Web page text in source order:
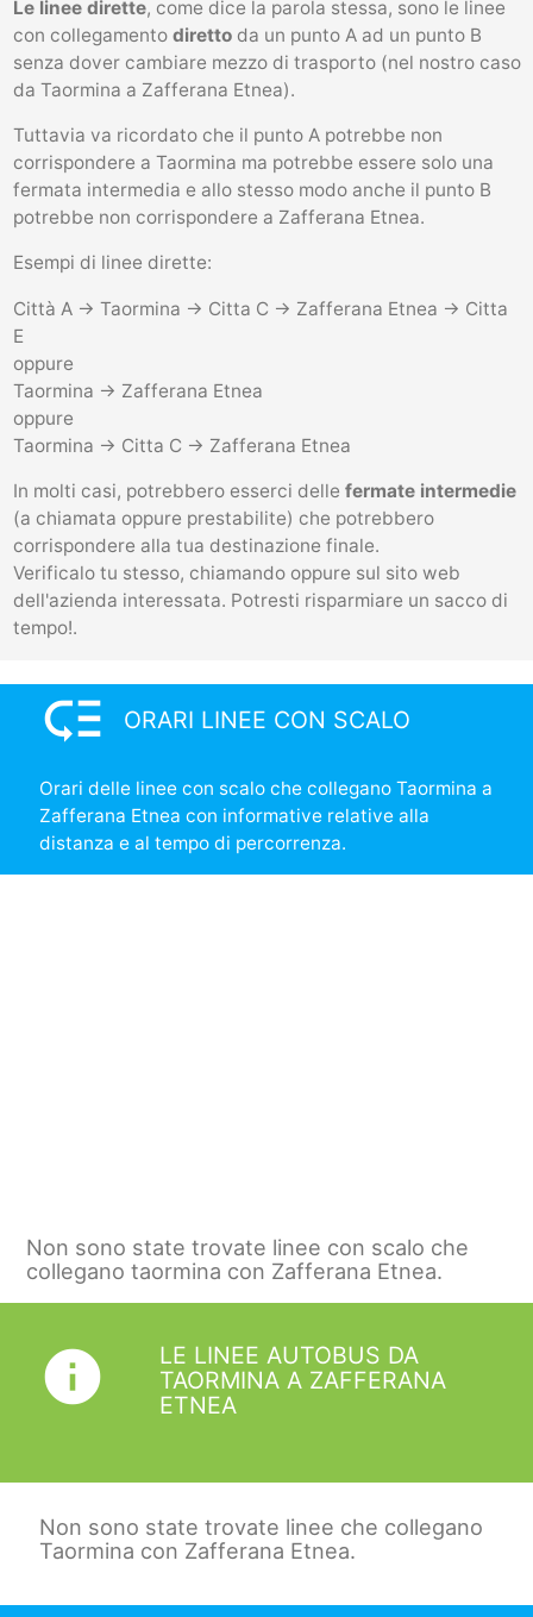
Le linee dirette, come dice la parola stessa, sono le linee
con collegamento direttoda un punto A ad un punto B
senza dover cambiare mezzo di trasporto (nel nostro caso
da Taormina a Zafferana Etnea).
Tuttavia va ricordato che il punto A potrebbe non
corrispondere a Taormina ma potrebbe essere solo una
fermata intermedia e allo stesso modo anche il punto B
potrebbe non corrispondere a Zafferana Etnea.
Esempi di linee dirette:
Città A -> Taormina -> Citta C -> Zafferana Etnea -> Citta
E
oppure
Taormina -> Zafferana Etnea
oppure
Taormina -> Citta C -> Zafferana Etnea
In molti casi, potrebbero esserci delle fermate intermedie
(a chiamata oppure prestabilite) che potrebbero
corrispondere alla tua destinazione finale.
Verificalo tu stesso, chiamando oppure sul sito web
dell'azienda interessata. Potresti risparmiare un sacco di
tempo!.
low_priority ORARI LINEE CON SCALO
Orari delle linee con scalo che collegano Taormina a
Zafferana Etnea con informative relative alla
distanza e al tempo di percorrenza.
Non sono state trovate linee con scalo che
collegano taormina con Zafferana Etnea.
info
LE LINEE AUTOBUS DA
TAORMINA A ZAFFERANA
ETNEA
Non sono state trovate linee che collegano
Taormina con Zafferana Etnea.